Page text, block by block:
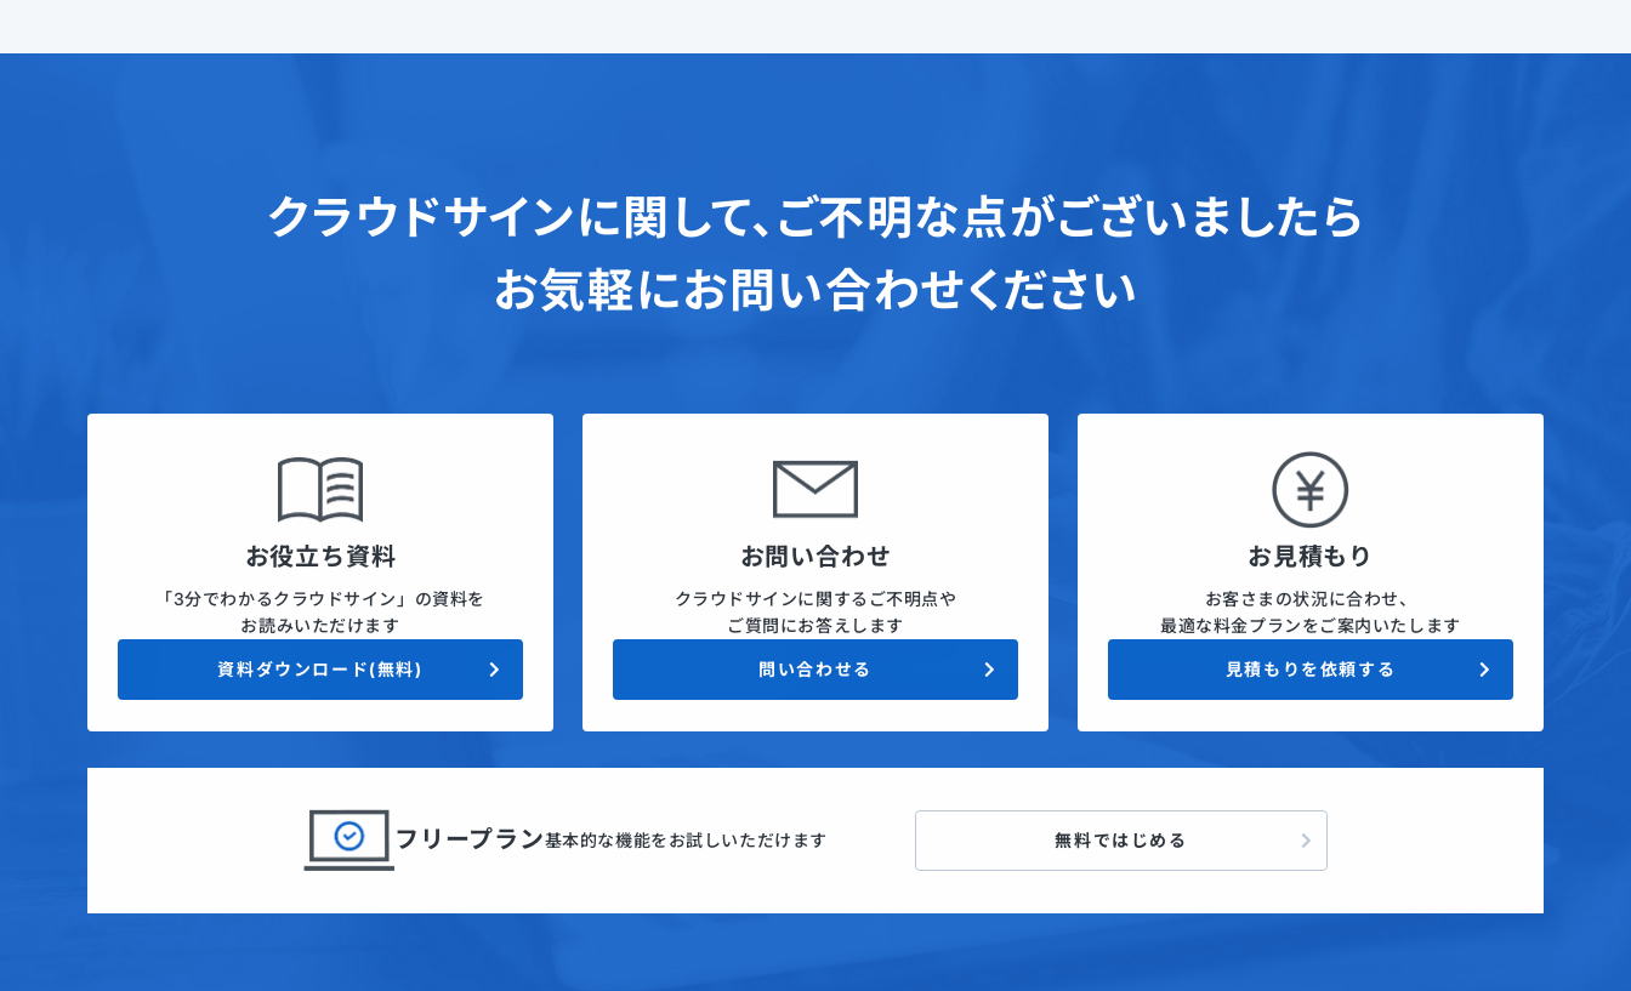
クラウドサインに関して、 ご不明な点がございましたら
お気軽にお問い合わせください
お役立ち資料
「3分でわかるクラウドサイン」の資料を
お読みいただけます
資料ダウンロード(無料)
お問い合わせ
クラウドサインに関するご不明点や
ご質問にお答えします
問い合わせる
お見積もり
お客さまの状況に合わせ、
最適な料金プランをご案内いたします
見積もりを依頼する
フリープラン基本的な機能をお試しいただけます 無料ではじめる